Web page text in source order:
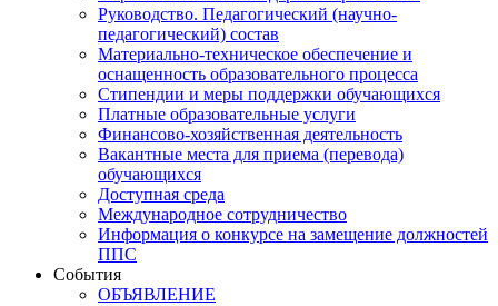
Руководство. Педагогический (научно-
педагогический) состав
Материально-техническое обеспечение и
оснащенность образовательного процесса
Стипендии и меры поддержки обучающихся
Платные образовательные услуги
Финансово-хозяйственная деятельность
Вакантные места для приема (перевода)
обучающихся
Доступная среда
Международное сотрудничество
Информация о конкурсе на замещение должностей
ППС
События
ОБЪЯВЛЕНИЕ